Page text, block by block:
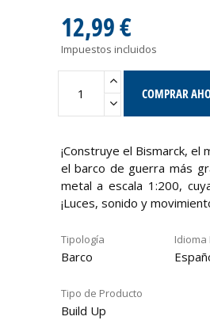
12,99 €
Impuestos incluidos
COMPRAR
¡Construye el Bismarck, el
el barco de guerra más
metal a escala 1:200,
¡Luces, sonido y
Tipología
Barco
Idioma
Tipo de Producto
Build Up